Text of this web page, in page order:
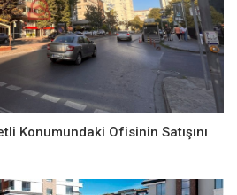
Konumundaki Ofisinin Satışını